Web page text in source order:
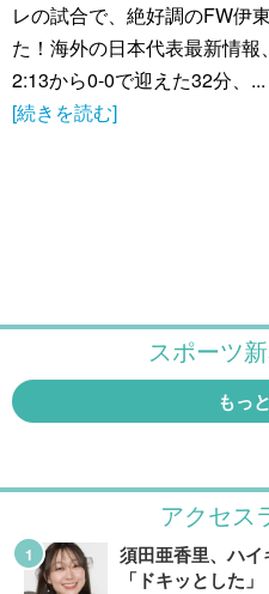
レの試合で、絶好調のFW伊
た！海外の日本代表最新情
2:13から0-0で迎えた32分、...
[続きを読む]
アクセス
須田亜香里、ハ
「ドキッとした